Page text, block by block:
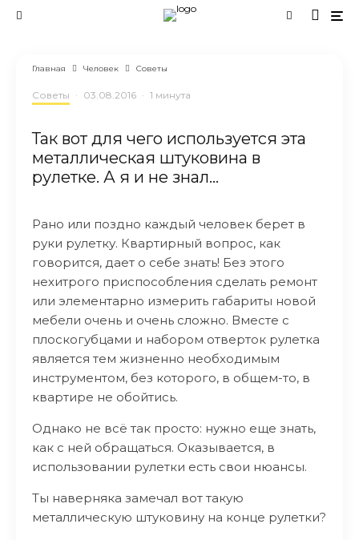
Главная Человек Советы
Советы · 03.08.2016 · 1 минута
Так вот для чего используется эта
металлическая штуковина в
рулетке. А я и не знал…
Рано или поздно каждый человек берет в
руки рулетку. Квартирный вопрос, как
говорится, дает о себе знать! Без этого
нехитрого приспособления сделать ремонт
или элементарно измерить габариты новой
мебели очень и очень сложно. Вместе с
плоскогубцами и набором отверток рулетка
является тем жизненно необходимым
инструментом, без которого, в общем-то, в
квартире не обойтись.
Однако не всё так просто: нужно еще знать,
как с ней обращаться. Оказывается, в
использовании рулетки есть свои нюансы.
Ты наверняка замечал вот такую
металлическую штуковину на конце рулетки?